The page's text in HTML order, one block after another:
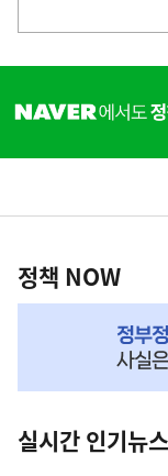
단
영
책
NOW,
뉴
정책 NOW
실시간 인기뉴스